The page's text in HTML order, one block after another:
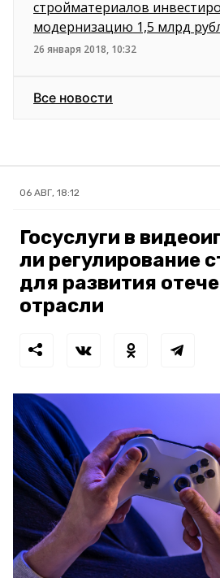
стройматериалов
модернизацию 1,5 млрд
26 января 2018, 10:32
Все новости
06 АВГ, 18:12
Госуслуги в
ли регулирование
для развития
отрасли